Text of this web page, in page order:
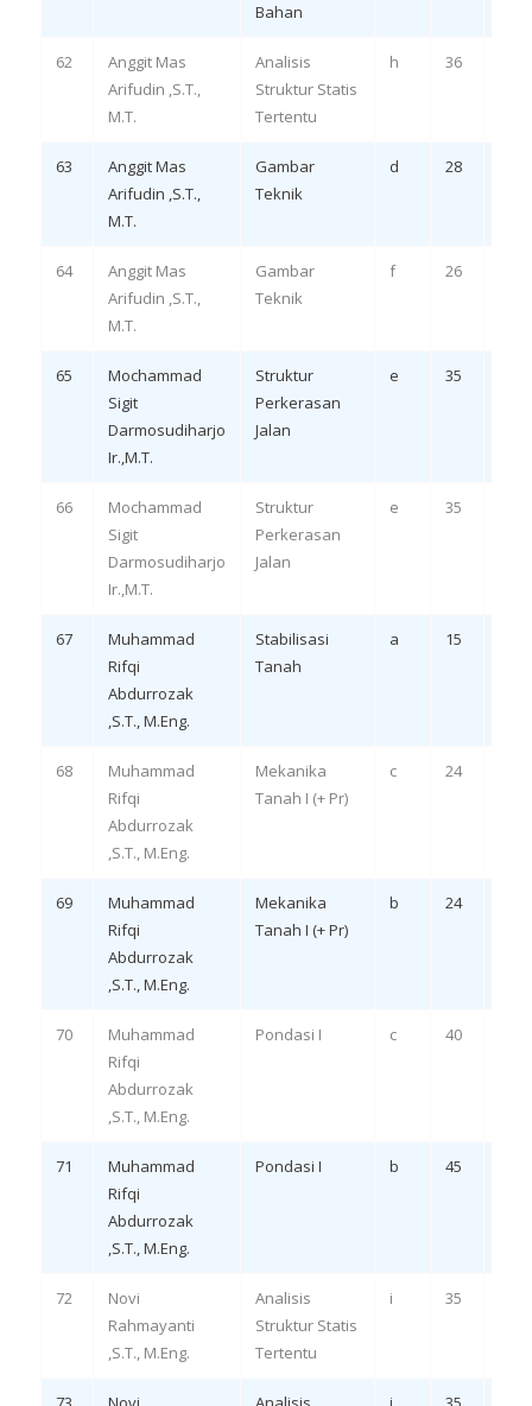
Bahan
62
Anggit Mas
Arifudin ,S.T.,
M.T.
Analisis
Struktur Statis
Tertentu
h 36
63
Anggit Mas
Arifudin ,S.T.,
M.T.
Gambar
Teknik
d 28
64
Anggit Mas
Arifudin ,S.T.,
M.T.
Gambar
Teknik
f 26
65
Mochammad
Sigit
Darmosudiharjo
Ir.,M.T.
Struktur
Perkerasan
Jalan
e 35
66
Mochammad
Sigit
Darmosudiharjo
Ir.,M.T.
Struktur
Perkerasan
Jalan
e 35
67
Muhammad
Rifqi
Abdurrozak
,S.T., M.Eng.
Stabilisasi
Tanah
a 15
68
Muhammad
Rifqi
Abdurrozak
,S.T., M.Eng.
Mekanika
Tanah I (+ Pr)
c 24
69
Muhammad
Rifqi
Abdurrozak
,S.T., M.Eng.
Mekanika
Tanah I (+ Pr)
b 24
70
Muhammad
Rifqi
Abdurrozak
,S.T., M.Eng.
Pondasi I c 40
71
Muhammad
Rifqi
Abdurrozak
,S.T., M.Eng.
Pondasi I b 45
72
Novi
Rahmayanti
,S.T., M.Eng.
Analisis
Struktur Statis
Tertentu
i 35